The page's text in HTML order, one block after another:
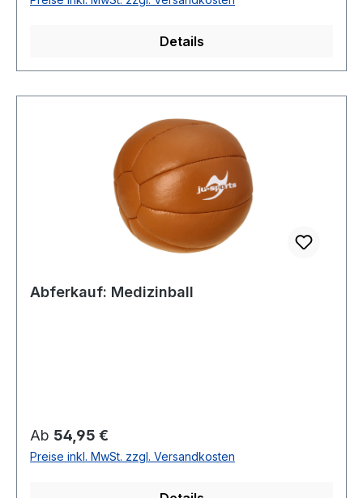
Details
Abferkauf: Medizinball
Regulärer Preis:
Ab 54,95 €
Preise inkl. MwSt. zzgl. Versandkosten